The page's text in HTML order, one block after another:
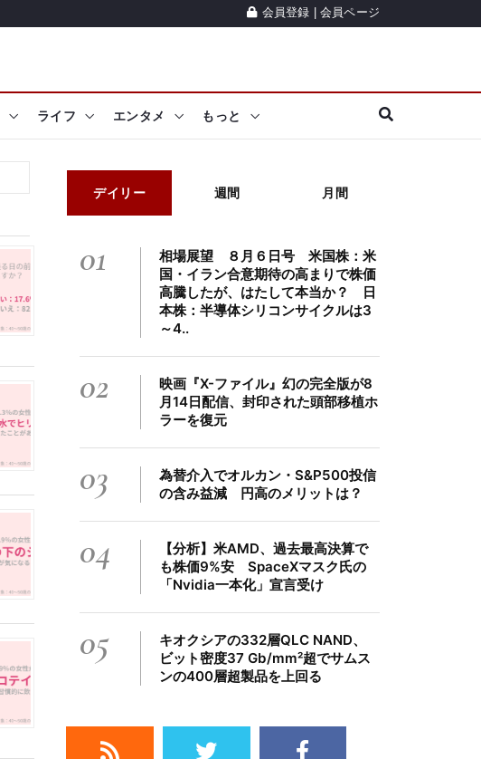
会員登録 会員ページ
ライフ エンタメ もっと
デイリー 週間 月間
01
相場展望 ８月６日号 米国株：米
国・イラン合意期待の高まりで株価
高騰したが、はたして本当か？ 日
本株：半導体シリコンサイクルは3
～4..
02
映画『X-ファイル』幻の完全版が8
月14日配信、封印された頭部移植ホ
ラーを復元
03
為替介入でオルカン・S&P500投信
の含み益減 円高のメリットは？
04
【分析】米AMD、過去最高決算で
も株価9%安 SpaceXマスク氏の
「Nvidia一本化」宣言受け
05
キオクシアの332層QLC NAND、
ビット密度37 Gb/mm²超でサムス
ンの400層超製品を上回る